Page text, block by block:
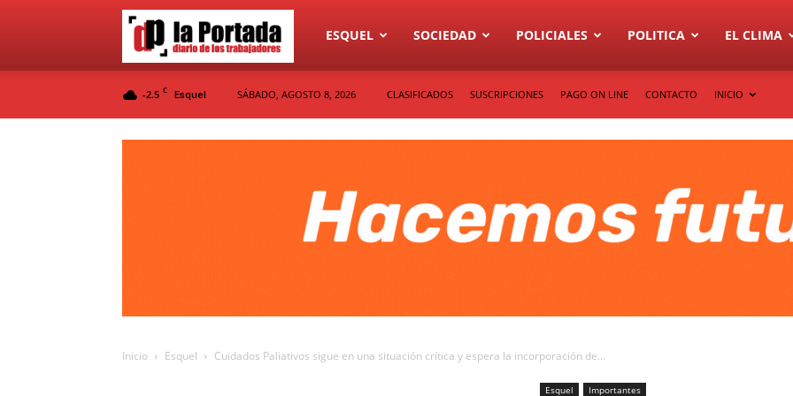
Diario
ESQUEL SOCIEDAD POLICIALES POLITICA EL CLIMA
-2.5 C Esquel SÁBADO, AGOSTO 8, 2026 CLASIFICADOS SUSCRIPCIONES PAGO ON LINE CONTACTO INICIO
Inicio Esquel Cuidados Paliativos sigue en una situación crítica y espera la incorporación de...
Esquel Importantes